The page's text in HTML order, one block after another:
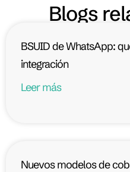
Blogs
BSUID de WhatsApp:
integración
Leer más
Nuevos modelos de